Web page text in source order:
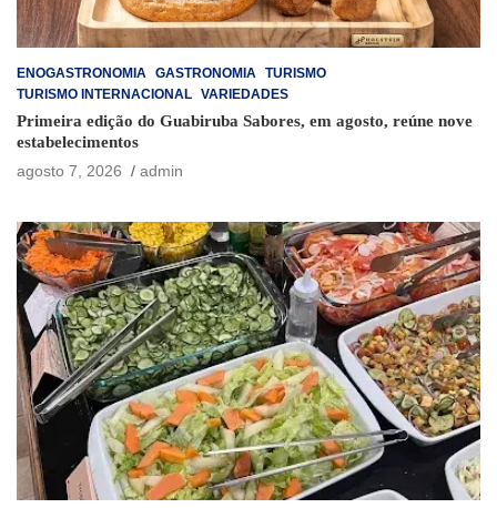
ENOGASTRONOMIA GASTRONOMIA
TURISMO
TURISMO INTERNACIONAL VARIEDADES
Primeira edição do Guabiruba Sabores, em agosto, reúne nove
estabelecimentos
agosto 7, 2026
admin